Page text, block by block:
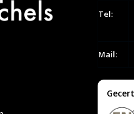
Tel:
Mail: